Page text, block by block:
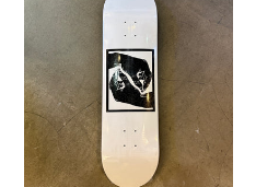
DIPPED
SPRINKLE
HANDS
-
8.25”